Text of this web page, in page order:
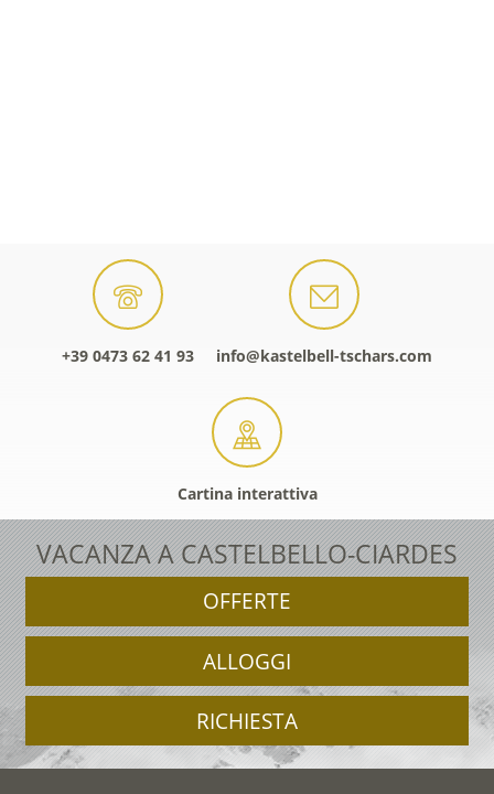
+39 0473 62 41 93 info@kastelbell-tschars.com
Cartina interattiva
VACANZA A CASTELBELLO-CIARDES
OFFERTE
ALLOGGI
RICHIESTA